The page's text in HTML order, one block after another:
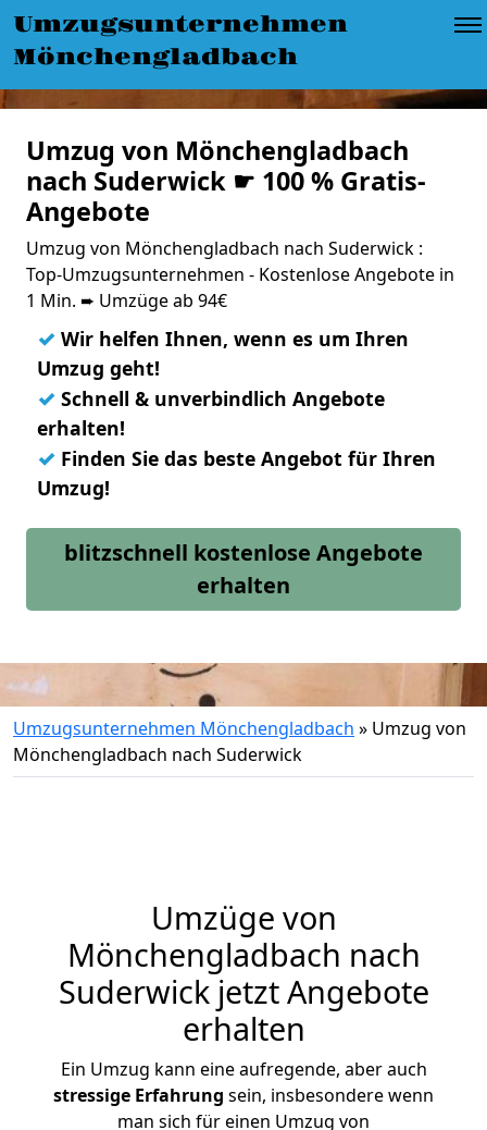
Umzugsunternehmen
Mönchengladbach
Umzug von Mönchengladbach
nach Suderwick ☛ 100 % Gratis-
Angebote
Umzug von Mönchengladbach nach Suderwick :
Top-Umzugsunternehmen - Kostenlose Angebote in
1 Min. ➨ Umzüge ab 94€
✓ Wir helfen Ihnen, wenn es um Ihren
Umzug geht!
✓ Schnell & unverbindlich Angebote
erhalten!
✓ Finden Sie das beste Angebot für Ihren
Umzug!
blitzschnell kostenlose Angebote
erhalten
Umzugsunternehmen Mönchengladbach » Umzug von
Mönchengladbach nach Suderwick
Umzüge von
Mönchengladbach nach
Suderwick jetzt Angebote
erhalten
Ein Umzug kann eine aufregende, aber auch
stressige Erfahrung sein, insbesondere wenn
man sich für einen Umzug von